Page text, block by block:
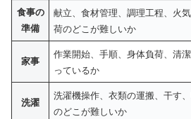
食事の
準備
献立、食材管理、調理工程、火
荷のどこが難しいか
家事
作業開始、手順、身体負荷、清
っているか
洗濯
洗濯機操作、衣類の運搬、干す
のどこが難しいか